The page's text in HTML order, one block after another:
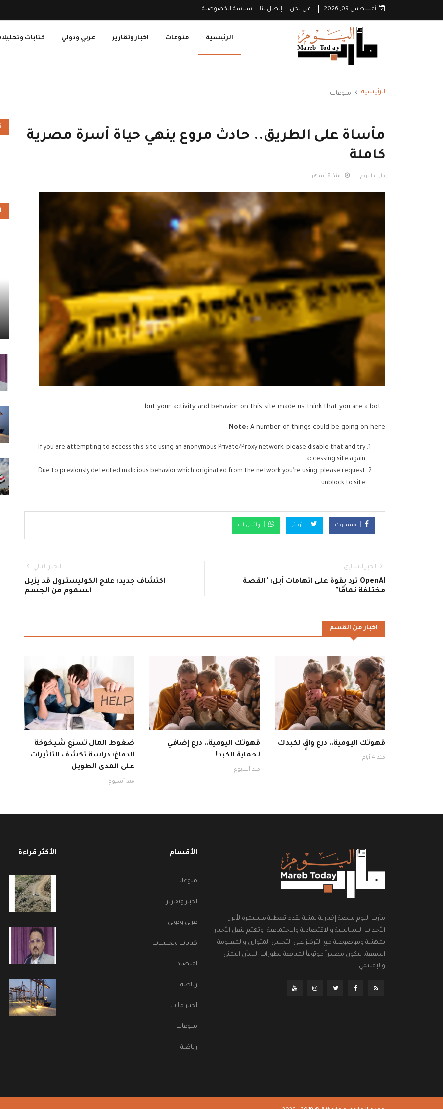
أغسطس 09, 2026 من نحن إتصل بنا سياسة الخصوصية
الرئيسية منوعات اخبار وتقارير عربي ودولي كتابات
الرئيسية منوعات
مأساة على الطريق.. حادث مروع ينهي حياة أسرة مصرية
كاملة
مارب اليوم منذ 8 أشهر
...but your activity and behavior on this site made us think that you are a bot.
Note: A number of things could be going on here.
If you are attempting to access this site using an anonymous Private/Proxy network, please disable that and try
accessing site again.
Due to previously detected malicious behavior which originated from the network you're using, please request
unblock to site.
فيسبوك تويتر واتس اب
الخبر السابق
OpenAI ترد بقوة على اتهامات أبل: "القصة
مختلفة تمامًا"
الخبر التالي
اكتشاف جديد: علاج الكوليسترول قد يزيل
السموم من الجسم
اخبار من القسم
قهوتك اليومية.. درع واقٍ لكبدك
منذ 4 أيام
قهوتك اليومية.. درع إضافي
لحماية الكبد!
منذ أسبوع
ضغوط المال تسرّع شيخوخة
الدماغ: دراسة تكشف التأثيرات
على المدى الطويل
منذ أسبوع
مأرب اليوم منصة إخبارية يمنية تقدم تغطية مستمرة لأبرز
الأحداث السياسية والاقتصادية والاجتماعية، وتهتم بنقل الأخبار
بمهنية وموضوعية مع التركيز على التحليل المتوازن والمعلومة
الدقيقة، لتكون مصدراً موثوقاً لمتابعة تطورات الشأن اليمني
والإقليمي.
الأقسام
منوعات
اخبار وتقارير
عربي ودولي
كتابات وتحليلات
اقتصاد
رياضة
أخبار مأرب
منوعات
رياضة
الأكثر قراءة